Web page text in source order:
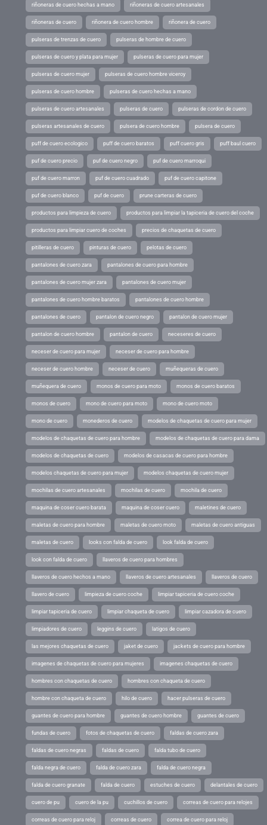
riñoneras de cuero hechas a mano riñoneras de cuero artesanales
riñoneras de cuero riñonera de cuero hombre riñonera de cuero
pulseras de trenzas de cuero pulseras de hombre de cuero
pulseras de cuero y plata para mujer pulseras de cuero para mujer
pulseras de cuero mujer pulseras de cuero hombre viceroy
pulseras de cuero hombre pulseras de cuero hechas a mano
pulseras de cuero artesanales pulseras de cuero pulseras de cordon de cuero
pulseras artesanales de cuero pulsera de cuero hombre pulsera de cuero
puff de cuero ecologico puff de cuero baratos puff cuero gris puff baul cuero
puf de cuero precio puf de cuero negro puf de cuero marroqui
puf de cuero marron puf de cuero cuadrado puf de cuero capitone
puf de cuero blanco puf de cuero prune carteras de cuero
productos para limpieza de cuero productos para limpiar la tapiceria de cuero del coche
productos para limpiar cuero de coches precios de chaquetas de cuero
pitilleras de cuero pinturas de cuero pelotas de cuero
pantalones de cuero zara pantalones de cuero para hombre
pantalones de cuero mujer zara pantalones de cuero mujer
pantalones de cuero hombre baratos pantalones de cuero hombre
pantalones de cuero pantalon de cuero negro pantalon de cuero mujer
pantalon de cuero hombre pantalon de cuero neceseres de cuero
neceser de cuero para mujer neceser de cuero para hombre
neceser de cuero hombre neceser de cuero muñequeras de cuero
muñequera de cuero monos de cuero para moto monos de cuero baratos
monos de cuero mono de cuero para moto mono de cuero moto
mono de cuero monederos de cuero modelos de chaquetas de cuero para mujer
modelos de chaquetas de cuero para hombre modelos de chaquetas de cuero para dama
modelos de chaquetas de cuero modelos de casacas de cuero para hombre
modelos chaquetas de cuero para mujer modelos chaquetas de cuero mujer
mochilas de cuero artesanales mochilas de cuero mochila de cuero
maquina de coser cuero barata maquina de coser cuero maletines de cuero
maletas de cuero para hombre maletas de cuero moto maletas de cuero antiguas
maletas de cuero looks con falda de cuero look falda de cuero
look con falda de cuero llaveros de cuero para hombres
llaveros de cuero hechos a mano llaveros de cuero artesanales llaveros de cuero
llavero de cuero limpieza de cuero coche limpiar tapiceria de cuero coche
limpiar tapiceria de cuero limpiar chaqueta de cuero limpiar cazadora de cuero
limpiadores de cuero leggins de cuero latigos de cuero
las mejores chaquetas de cuero jaket de cuero jackets de cuero para hombre
imagenes de chaquetas de cuero para mujeres imagenes chaquetas de cuero
hombres con chaquetas de cuero hombres con chaqueta de cuero
hombre con chaqueta de cuero hilo de cuero hacer pulseras de cuero
guantes de cuero para hombre guantes de cuero hombre guantes de cuero
fundas de cuero fotos de chaquetas de cuero faldas de cuero zara
faldas de cuero negras faldas de cuero falda tubo de cuero
falda negra de cuero falda de cuero zara falda de cuero negra
falda de cuero granate falda de cuero estuches de cuero delantales de cuero
cuero de pu cuero de la pu cuchillos de cuero correas de cuero para relojes
correas de cuero para reloj correas de cuero correa de cuero para reloj